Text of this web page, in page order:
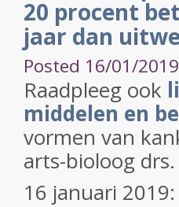
20 procent
jaar dan
Posted 16/01/
Raadpleeg ook
middelen en
vormen van
arts-bioloog
16 januari